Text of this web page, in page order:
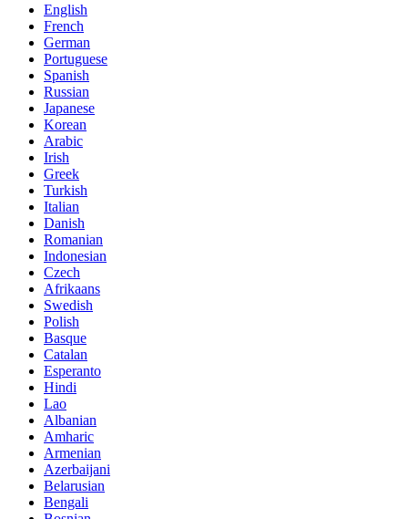
English
French
German
Portuguese
Spanish
Russian
Japanese
Korean
Arabic
Irish
Greek
Turkish
Italian
Danish
Romanian
Indonesian
Czech
Afrikaans
Swedish
Polish
Basque
Catalan
Esperanto
Hindi
Lao
Albanian
Amharic
Armenian
Azerbaijani
Belarusian
Bengali